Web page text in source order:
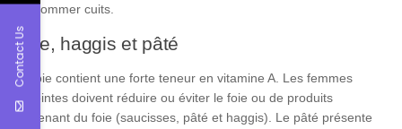
consommer cuits.
Foie, haggis et pâté
Le foie contient une forte teneur en vitamine A. Les femmes
enceintes doivent réduire ou éviter le foie ou de produits
contenant du foie (saucisses, pâté et haggis). Le pâté présente
Contact Us